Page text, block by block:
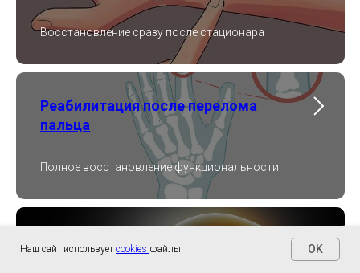
Восстановление сразу после стационара
Реабилитация после перелома
пальца
Полное восстановление функциональности
Реабилитация после перелома
плечевой кости
Наш сайт используетcookies файлы OK